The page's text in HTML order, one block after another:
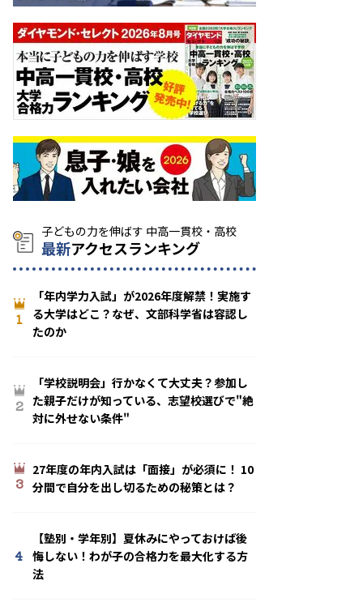
最新アクセスランキング
1
「年内学力入試」が2026年度解禁！実施す
る大学はどこ？なぜ、文部科学省は容認し
たのか
2
「学校説明会」行かなくて大丈夫？参加し
た親子だけが知っている、志望校選びで"絶
対に外せない条件"
3
27年度の年内入試は「面接」が必須に！ 10
分間で自分を出し切るための秘策とは？
4
【塾別・学年別】夏休みにやっておけば後
悔しない！わが子の合格力を最大化する方
法